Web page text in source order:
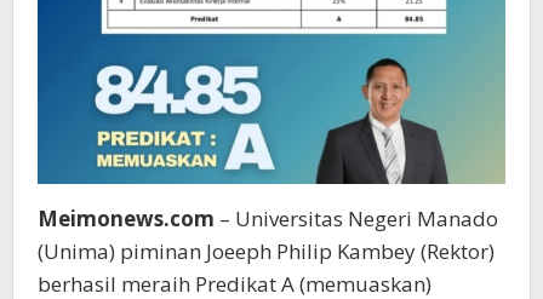
Meimonews.com – Universitas Negeri Manado
(Unima) piminan Joeeph Philip Kambey (Rektor)
berhasil meraih Predikat A (memuaskan)